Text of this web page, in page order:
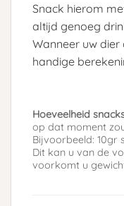
Snack hierom
altijd genoeg
Wanneer uw
handige
Hoeveelheid
op dat moment
Bijvoorbeeld: 10gr
Dit kan u van de
voorkomt u